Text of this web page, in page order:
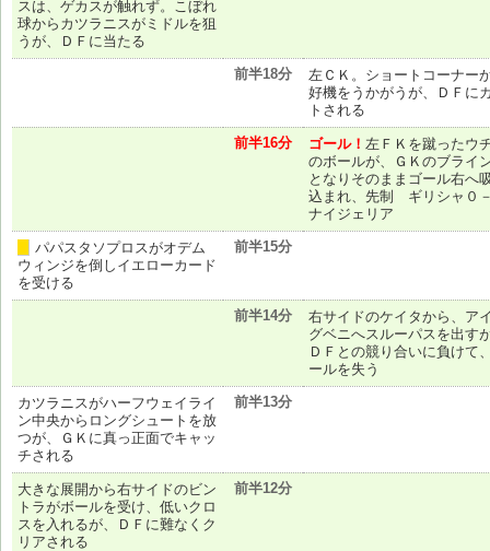
スは、ゲカスが触れず。こぼれ
球からカツラニスがミドルを狙
うが、ＤＦに当たる
前半18分
左ＣＫ。ショートコーナー
好機をうかがうが、ＤＦに
トされる
前半16分
ゴール！ 左ＦＫを蹴ったウ
のボールが、ＧＫのブライ
となりそのままゴール右へ
込まれ、先制 ギリシャ０
ナイジェリア
パパスタソプロスがオデム
ウィンジを倒しイエローカード
を受ける
前半15分
前半14分
右サイドのケイタから、ア
グベニへスルーパスを出す
ＤＦとの競り合いに負けて
ールを失う
カツラニスがハーフウェイライ
ン中央からロングシュートを放
つが、ＧＫに真っ正面でキャッ
チされる
前半13分
大きな展開から右サイドのビン
トラがボールを受け、低いクロ
スを入れるが、ＤＦに難なくク
リアされる
前半12分